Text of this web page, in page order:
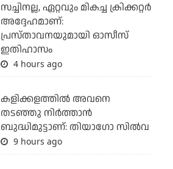
സച്ചിനല്ല, ഏറ്റവും മികച്ച ക്രിക്കറ്റര്‍
അദ്ദേഹമാണ്:
പ്രസ്താവനയുമായി ഓസീസ്
ഇതിഹാസം
4 hours ago
കളിക്കളത്തില്‍ അവനെ
തടഞ്ഞു നിര്‍ത്താന്‍
ബുദ്ധിമുട്ടാണ്: തിയാഗോ സില്‍വ
9 hours ago